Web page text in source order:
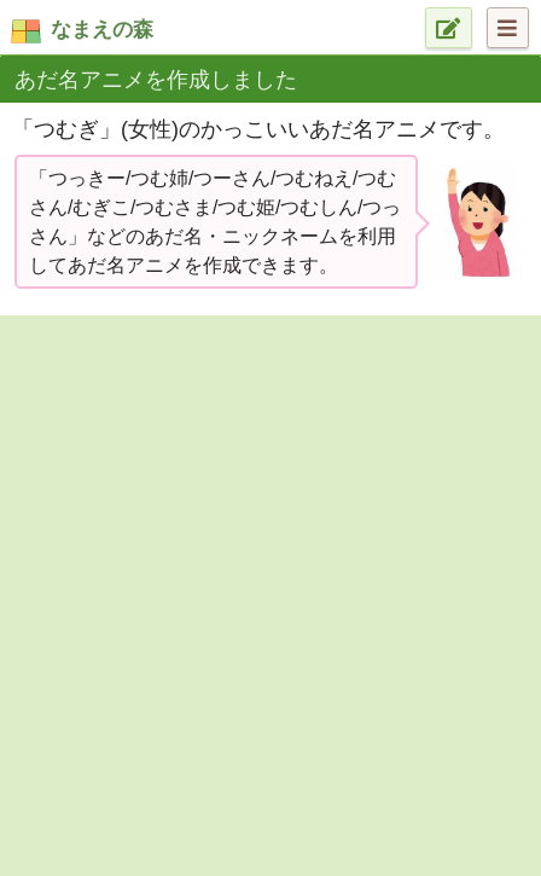
なまえの森
あだ名アニメを作成しました
「つむぎ」(女性)のかっこいいあだ名アニメです。
「つっきー/つむ姉/つーさん/つむねえ/つむ
さん/むぎこ/つむさま/つむ姫/つむしん/つっ
さん」などのあだ名・ニックネームを利用
してあだ名アニメを作成できます。